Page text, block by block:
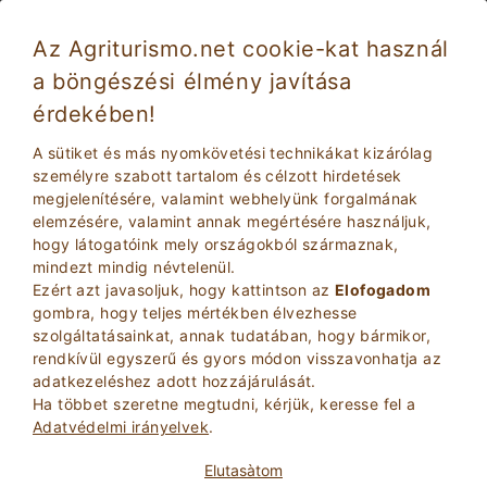
Az Agriturismo.net cookie-kat használ
a böngészési élmény javítása
érdekében!
A sütiket és más nyomkövetési technikákat kizárólag
személyre szabott tartalom és célzott hirdetések
megjelenítésére, valamint webhelyünk forgalmának
elemzésére, valamint annak megértésére használjuk,
hogy látogatóink mely országokból származnak,
mindezt mindig névtelenül.
Ezért azt javasoljuk, hogy kattintson az Elofogadom
gombra, hogy teljes mértékben élvezhesse
szolgáltatásainkat, annak tudatában, hogy bármikor,
rendkívül egyszerű és gyors módon visszavonhatja az
adatkezeléshez adott hozzájárulását.
Ha többet szeretne megtudni, kérjük, keresse fel a
Adatvédelmi irányelvek.
Elutasà­tom
Tarano 2604
Rieti, Tarano(Lásd Térkép) 41Ágyhelyek
KéRDEZZE TULAJDONOS BOOK
További információ
49 BírálatokIngatlan
Kiváló